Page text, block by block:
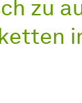
zu